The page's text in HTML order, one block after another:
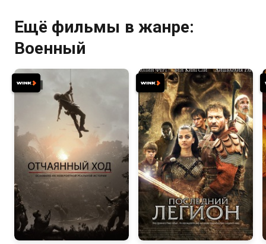
Ещё фильмы в жанре:
Военный
6.5 6.8 6.1 5.4